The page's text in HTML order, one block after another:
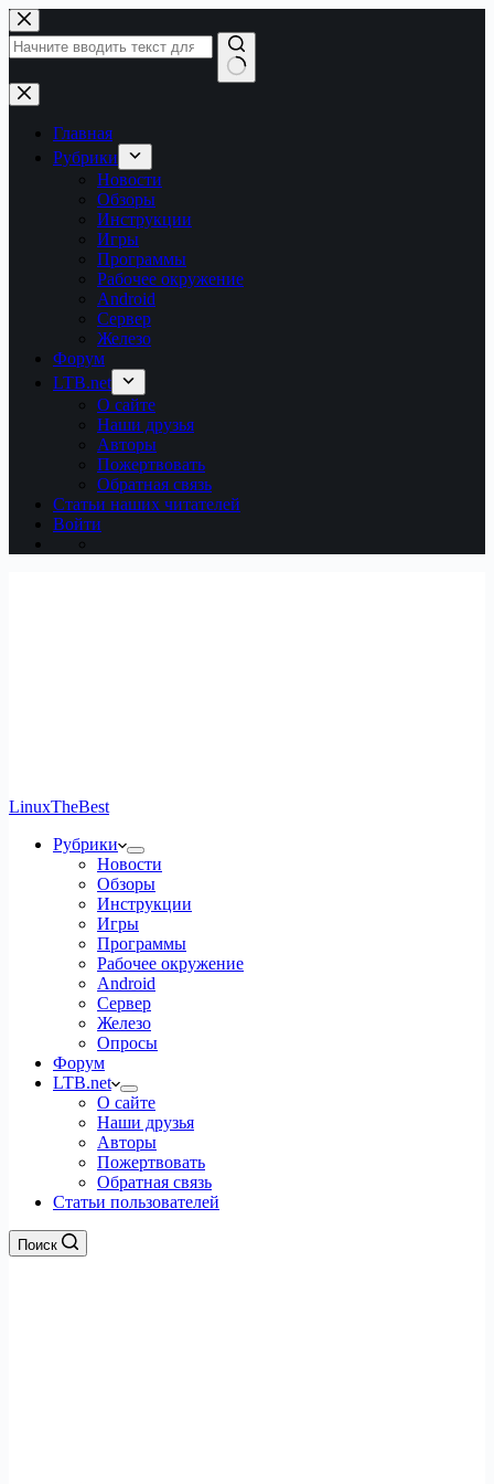
Перейти
к
сути
Ничего
не
найденоГлавная
Рубрики
Новости
Обзоры
Инструкции
Игры
Программы
Рабочее окружение
Android
Сервер
Железо
Форум
LTB.net
О сайте
Наши друзья
Авторы
Пожертвовать
Обратная связь
Статьи наших читателей
Войти
LinuxTheBest
Рубрики
Новости
Обзоры
Инструкции
Игры
Программы
Рабочее окружение
Android
Сервер
Железо
Опросы
Форум
LTB.net
О сайте
Наши друзья
Авторы
Пожертвовать
Обратная связь
Статьи пользователей
Поиск